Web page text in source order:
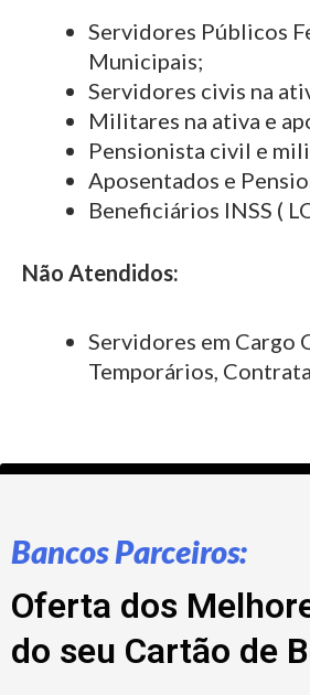
Servidores Públicos
Municipais;
Servidores civis na
Militares na ativa e
Pensionista civil e
Aposentados e
Beneficiários INSS (
Não Atendidos:
Servidores em Cargo
Temporários,
Bancos Parceiros:
Oferta dos
do seu Cartão de